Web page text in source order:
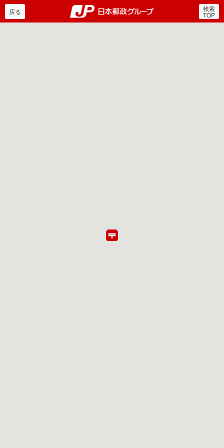
郵便局・日本郵政グルー
戻る 検索
TOP